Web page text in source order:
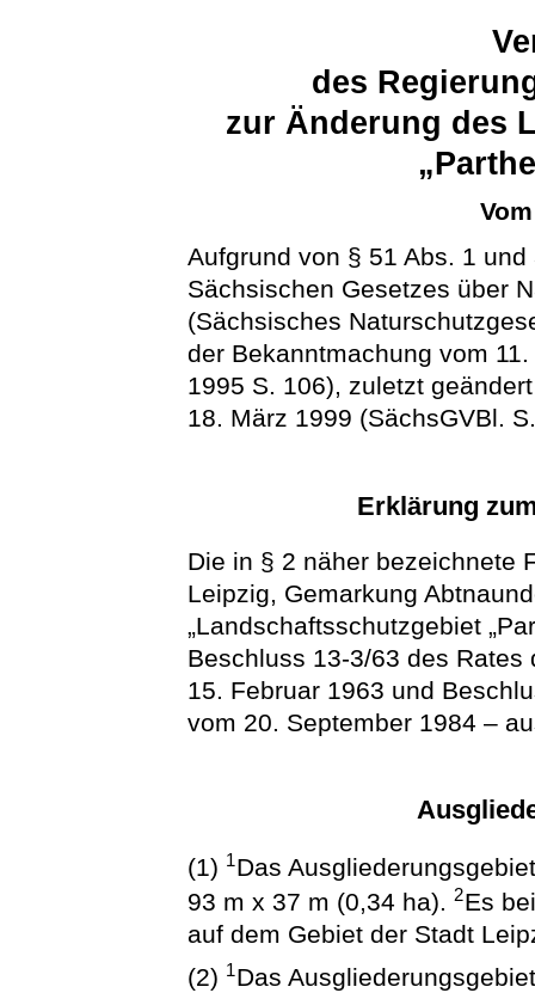
des
zur Änderung des
Aufgrund von § 51 Abs. 1
Sächsischen Gesetzes über
(Sächsisches
der Bekanntmachung vom
1995 S. 106), zuletzt
18. März 1999 (SächsGVBl.
Erklärung
Die in § 2 näher bezeichnete
Leipzig, Gemarkung
„Landschaftsschutzgebiet
Beschluss 13-3/63 des
15. Februar 1963 und
vom 20. September 1984 –
(1) 1Das
93 m x 37 m (0,34 ha).2Es
auf dem Gebiet der Stadt
(2) 1Das